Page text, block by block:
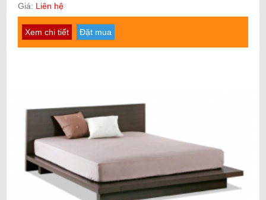
Giá: Liên hệ
Xem chi tiết Đặt mua